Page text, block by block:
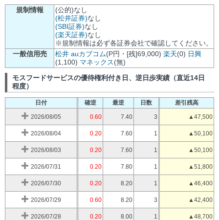
規制情報
(公的)なし
(松井証券)なし
(SBI証券)なし
(楽天証券)なし
※規制情報は必ず各証券会社で確認してください。
一般信用売
松井 auカブコム(P円・[残]69,000) 楽天(0) 日興
(1,100) マネックス(無)
モスフードサービスの優待権利付き日、逆日歩実績（直近14日
程度）
日付 確逆 最逆 日数 差引残高
2026/08/05 0.60 7.40 3 ▲47,500
2026/08/04 0.20 7.60 1 ▲50,100
2026/08/03 0.20 7.60 1 ▲50,100
2026/07/31 0.20 7.80 1 ▲51,800
2026/07/30 0.20 8.20 1 ▲46,400
2026/07/29 0.60 8.20 3 ▲42,400
2026/07/28 0.20 8.00 1 ▲48,700